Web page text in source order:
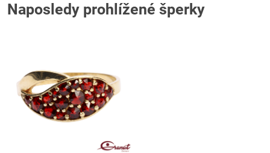
Naposledy prohlížené šperky